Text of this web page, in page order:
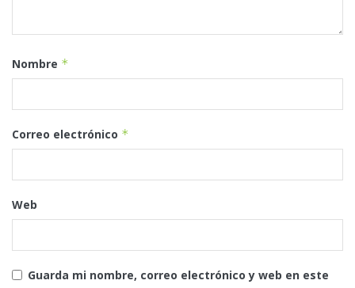
Nombre *
Correo electrónico *
Web
Guarda mi nombre, correo electrónico y web en este